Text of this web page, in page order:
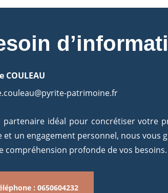
COULEAU
patrimoine.fr
partenaire idéal pour concrétiser votre
et un engagement personnel, nous vous
compréhension profonde de vos besoins.
: 0650604232